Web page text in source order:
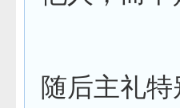
随后主礼